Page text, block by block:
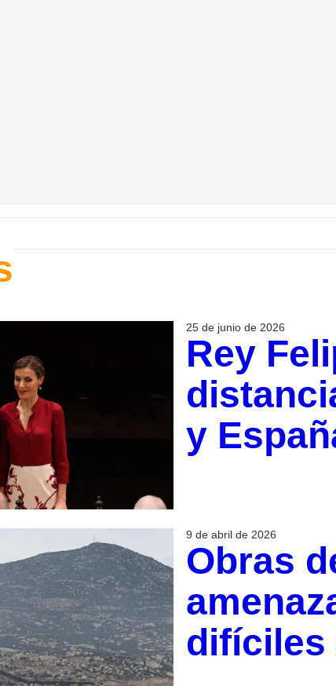
25 de junio de 2026
Rey
y
9 de abril de 2026
Obras
difíciles